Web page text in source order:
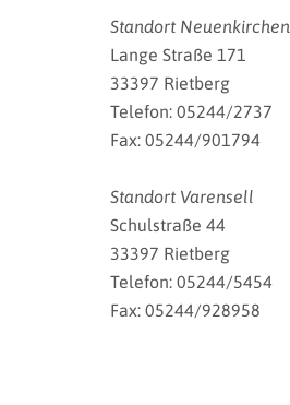
Standort Neuenkirchen
Lange Straße 171
33397 Rietberg
Telefon: 05244/2737
Fax: 05244/901794
Standort Varensell
Schulstraße 44
33397 Rietberg
Telefon: 05244/5454
Fax: 05244/928958